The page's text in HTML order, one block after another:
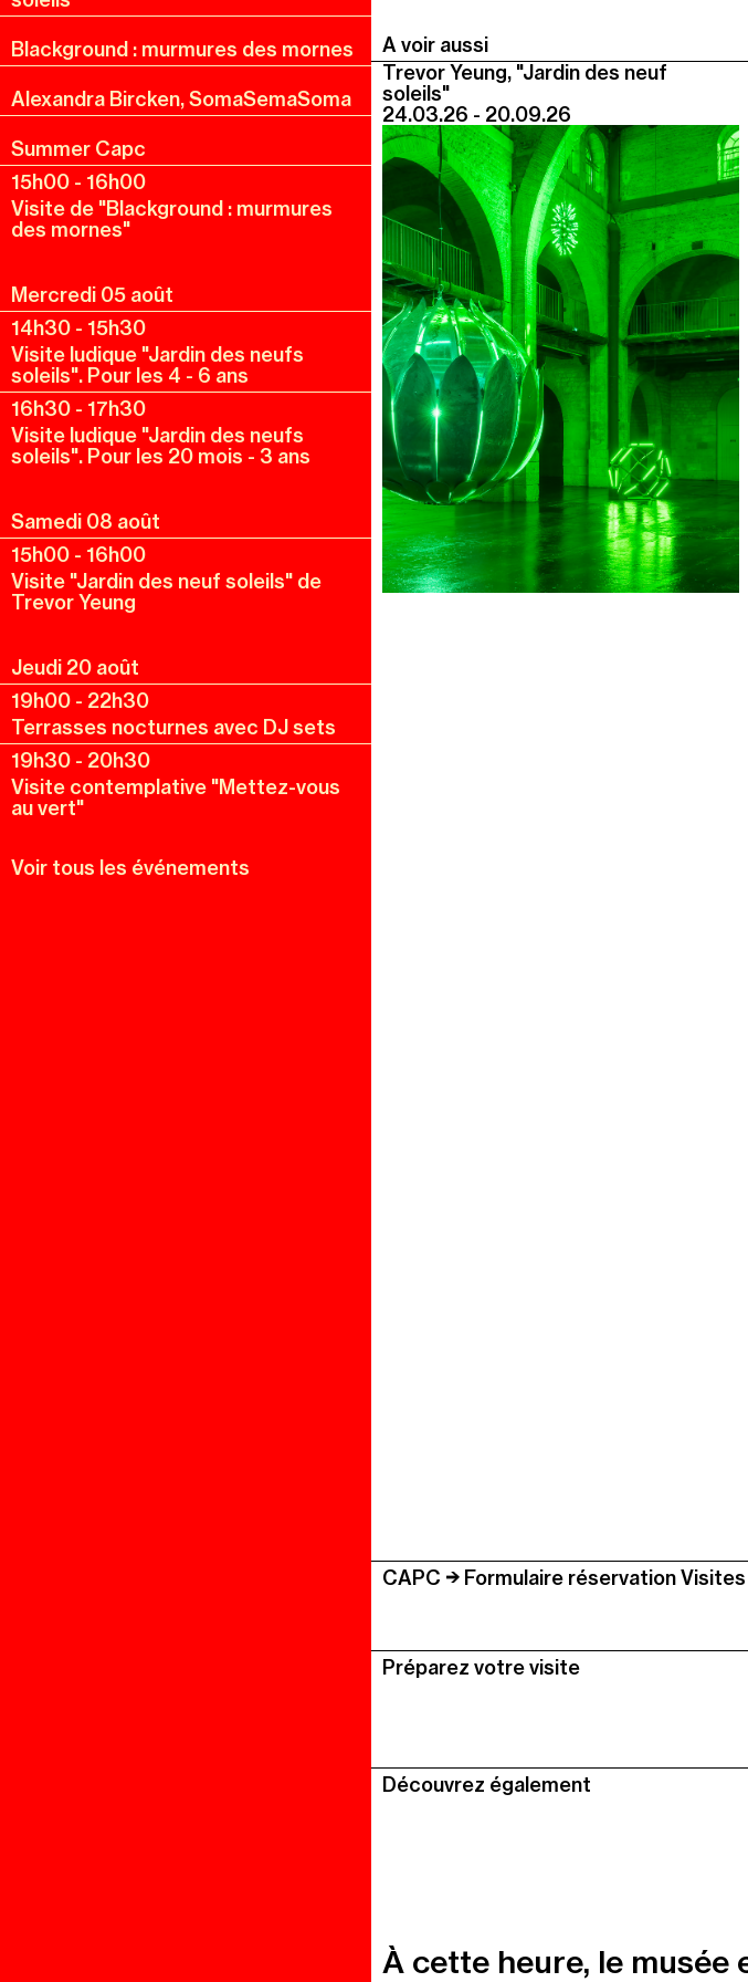
Blackground : murmures des mornes
Alexandra Bircken, SomaSemaSoma
Summer Capc
15h00 - 16h00
Visite de "Blackground : murmures
des mornes"
Mercredi 05 août
14h30 - 15h30
Visite ludique "Jardin des neufs
soleils". Pour les 4 - 6 ans
16h30 - 17h30
Visite ludique "Jardin des neufs
soleils". Pour les 20 mois - 3 ans
Samedi 08 août
15h00 - 16h00
Visite "Jardin des neuf soleils" de
Trevor Yeung
Jeudi 20 août
19h00 - 22h30
Terrasses nocturnes avec DJ sets
19h30 - 20h30
Visite contemplative "Mettez-vous
au vert"
Voir tous les événements
A voir aussi
Trevor Yeung, "Jardin des neuf
soleils"
24.03.26 - 20.09.26
CAPC Formulaire réservation
Préparez votre visite
Découvrez également
À cette heure, le musée